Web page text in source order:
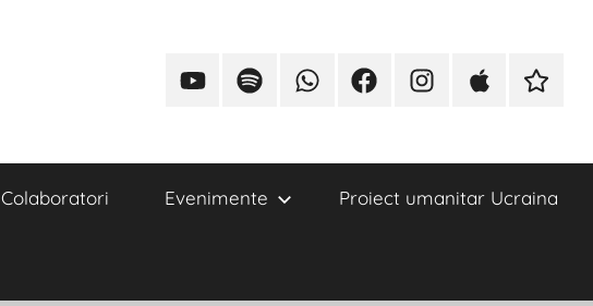
Colaboratori Evenimente Proiect umanitar Ucraina